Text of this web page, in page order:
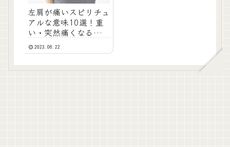
左肩が痛いスピリチュ
アルな意味10選！重
い・突然痛くなる・ズ
キズキする時のメッセ
ージ
2023.06.22